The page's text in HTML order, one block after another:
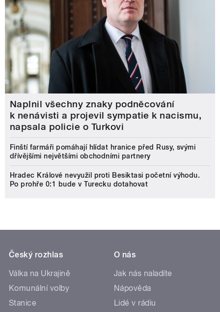
Naplnil všechny znaky podněcování
k nenávisti a projevil sympatie k nacismu,
napsala policie o Turkovi
Finští farmáři pomáhají hlídat hranice před Rusy, svými
dřívějšími největšími obchodními partnery
Hradec Králové nevyužil proti Besiktasi početní výhodu.
Po prohře 0:1 bude v Turecku dotahovat
Český rozhlas
Válka na Ukrajině
Komunální volby
Stanice
O nás
Jak nás naladíte
Nápověda
Lidé v rádiu